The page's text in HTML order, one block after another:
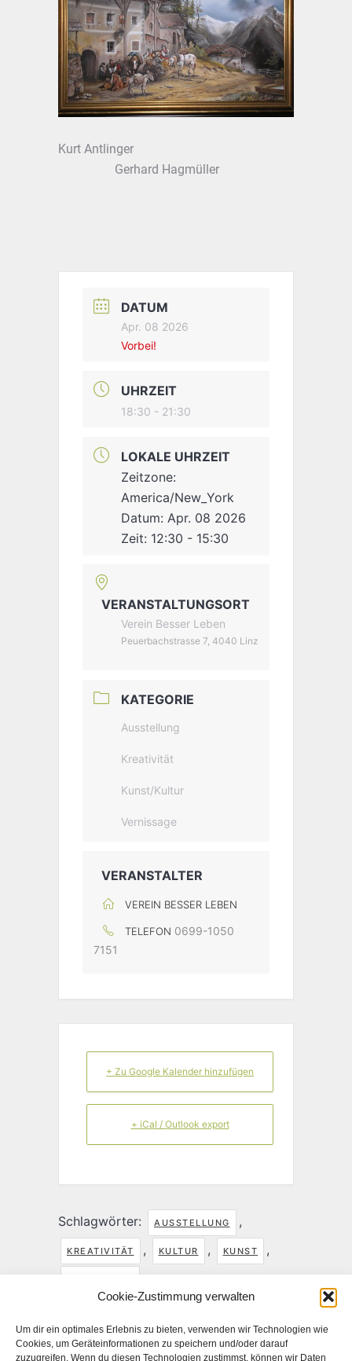
Cookie-Zustimmung verwalten
Um dir ein optimales Erlebnis zu bieten, verwenden wir Technologien wie
Cookies, um Geräteinformationen zu speichern und/oder darauf
zuzugreifen. Wenn du diesen Technologien zustimmst, können wir Daten
Kurt Antlinger
Gerhard Hagmüller
DATUM
Apr. 08 2026
Vorbei!
UHRZEIT
18:30 - 21:30
LOKALE UHRZEIT
Zeitzone:
America/New_York
Datum: Apr. 08 2026
Zeit: 12:30 - 15:30
VERANSTALTUNGSORT
Verein Besser Leben
Peuerbachstrasse 7, 4040 Linz
KATEGORIE
Ausstellung
Kreativität
Kunst/Kultur
Vernissage
VERANSTALTER
VEREIN BESSER LEBEN
TELEFON 0699-1050
7151
+ Zu Google Kalender hinzufügen
+ iCal / Outlook export
Schlagwörter: AUSSTELLUNG ,
KREATIVITÄT , KULTUR , KUNST ,